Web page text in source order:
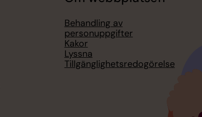
Behandling av
personuppgifter
Kakor
Lyssna
Tillgänglighetsredogörelse